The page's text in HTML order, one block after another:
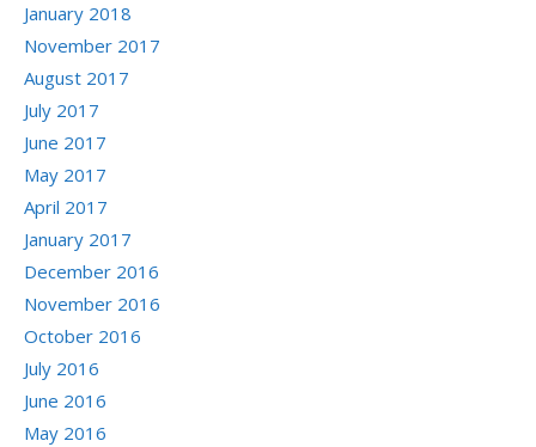
January 2018
November 2017
August 2017
July 2017
June 2017
May 2017
April 2017
January 2017
December 2016
November 2016
October 2016
July 2016
June 2016
May 2016